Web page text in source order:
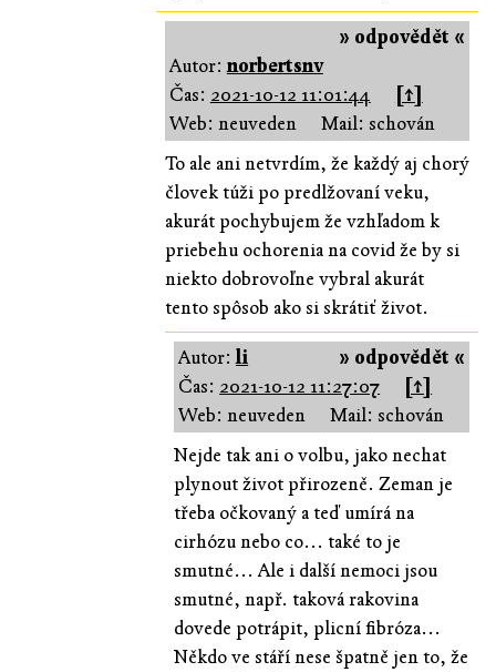
» odpovědět «
Autor:norbertsnv
Čas: 2021-10-12 11:01:44
[↑]
Web: neuveden
Mail: schován
To ale ani netvrdím, že každý aj chorý
človek túži po predlžovaní veku,
akurát pochybujem že vzhľadom k
priebehu ochorenia na covid že by si
niekto dobrovoľne vybral akurát
tento spôsob ako si skrátiť život.
» odpovědět «
Autor:li
Čas: 2021-10-12 11:27:07
[↑]
Web: neuveden
Mail: schován
Nejde tak ani o volbu, jako nechat
plynout život přirozeně. Zeman je
třeba očkovaný a teď umírá na
cirhózu nebo co... také to je
smutné... Ale i další nemoci jsou
smutné, např. taková rakovina
dovede potrápit, plicní fibróza...
Někdo ve stáří nese špatně jen to, že